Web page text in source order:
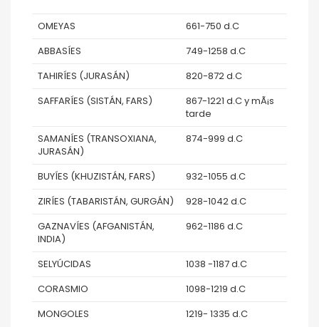
OMEYAS
661-750 d.C
ABBASÍES
749-1258 d.C
TAHIRÍES (JURASÁN)
820-872 d.C
SAFFARÍES (SISTÁN, FARS)
867-1221 d.C y mÃ¡s
tarde
SAMANÍES (TRANSOXIANA,
JURASÁN)
874-999 d.C
BUYÍES (KHUZISTÁN, FARS)
932-1055 d.C
ZIRÍES (TABARISTÁN, GURGÁN)
928-1042 d.C
GAZNAVÍES (AFGANISTÁN,
INDIA)
962-1186 d.C
SELYÚCIDAS
1038 -1187 d.C
CORASMIO
1098-1219 d.C
MONGOLES
1219- 1335 d.C